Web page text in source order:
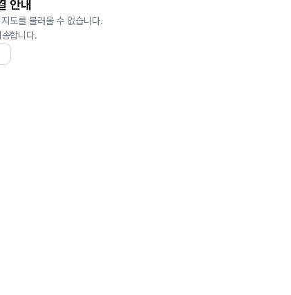
안내
도를 불러올 수 없습니다.
합니다.